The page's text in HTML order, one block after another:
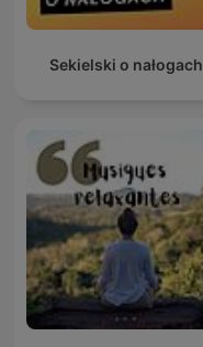
Sekielski o nałogach